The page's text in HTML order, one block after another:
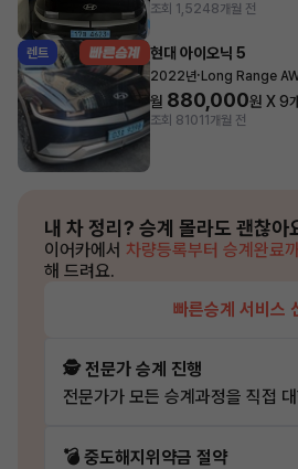
조회 1,5248개월 전
렌트 현대 아이오닉 5
2022년· Long Range
월 880,000원 X9
조회 81011개월 전
내 차 정리? 승계 몰라도 괜찮아
이어카에서 차량등록부터 승계완료
해 드려요.
빠른승계 서비스
🕵️ 전문가 승계 진행
전문가가 모든 승계과정을 직접
💣 중도해지위약금 절약